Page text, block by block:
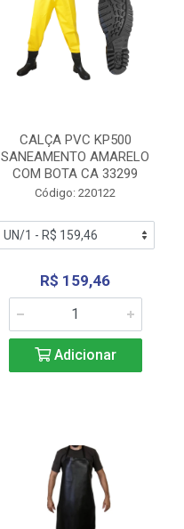
CALÇA PVC KP500
SANEAMENTO AMARELO
COM BOTA CA 33299
Código: 220122
R$ 159,46
Adicionar